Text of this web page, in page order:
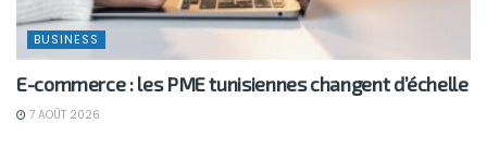
BUSINESS
E-commerce : les PME tunisiennes changent d’échelle
7 AOÛT 2026